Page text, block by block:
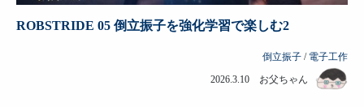
ROBSTRIDE 05 倒立振子を強化学習で楽しむ2
倒立振子 / 電子工作
2026.3.10 お父ちゃん